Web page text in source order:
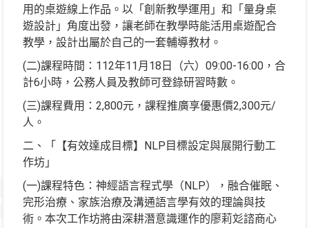
用的桌遊線上作品。以「創新教學運用」和「量身桌
遊設計」角度出發，讓老師在教學時能活用桌遊配合
教學，設計出屬於自己的一套輔導教材。
(二)課程時間：112年11月18日（六）09:00-16:00，合
計6小時，公務人員及教師可登錄研習時數。
(三)課程費用：2,800元，課程推廣享優惠價2,300元/
人。
二、「【有效達成目標】NLP目標設定與展開行動工
作坊」
(一)課程特色：神經語言程式學（NLP），融合催眠、
完形治療、家族治療及溝通語言學有效的理論與技
術。本次工作坊將由深耕潛意識運作的廖莉彣諮商心